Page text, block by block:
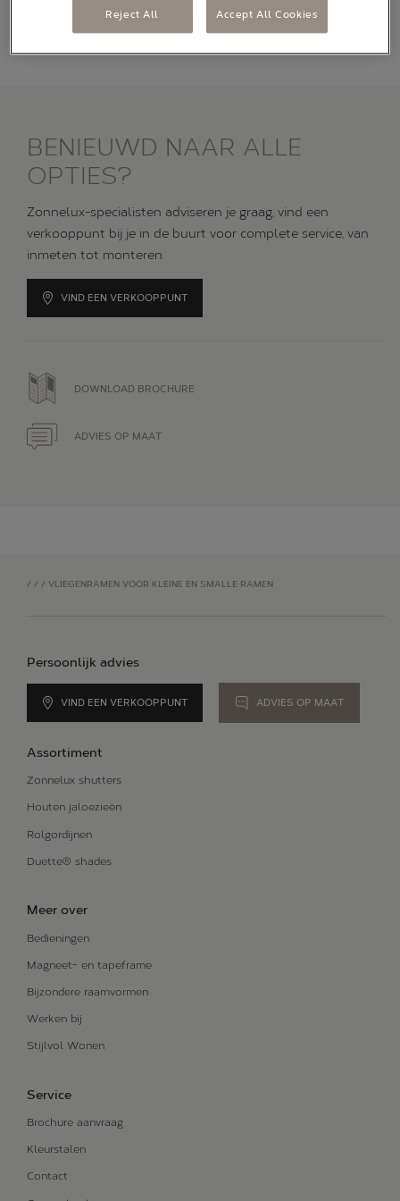
Alle oplossingen
BLOG
BENIEUWD NAAR ALLE
OPTIES?
Zonnelux-specialisten adviseren je graag, vind een
verkooppunt bij je in de buurt voor complete service, van
inmeten tot monteren.
VIND EEN VERKOOPPUNT
DOWNLOAD BROCHURE
ADVIES OP MAAT
/ / / VLIEGENRAMEN VOOR KLEINE EN SMALLE RAMEN
Persoonlijk advies
VIND EEN VERKOOPPUNT ADVIES OP MAAT
Assortiment
Zonnelux shutters
Houten jaloezieën
Rolgordijnen
Duette® shades
Meer over
Bedieningen
Magneet- en tapeframe
Bijzondere raamvormen
Werken bij
Stijlvol Wonen
Service
Brochure aanvraag
Kleurstalen
Contact
Reject All Accept All Cookies